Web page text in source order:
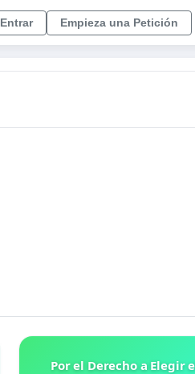
Entrar Empieza una Petición
Por el Derecho a Elegir